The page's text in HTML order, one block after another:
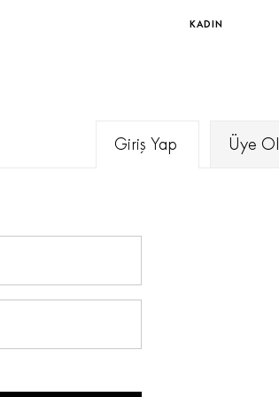
KADIN
Giriş Yap Üye Ol